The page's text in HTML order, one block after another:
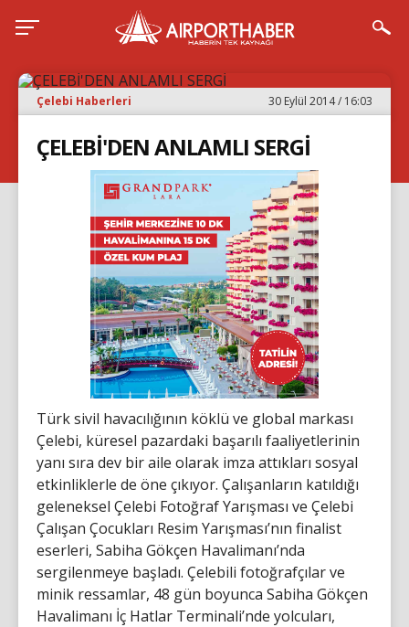
Çelebi Haberleri 30 Eylül 2014 / 16:03
ÇELEBİ'DEN ANLAMLI SERGİ
Türk sivil havacılığının köklü ve global markası
Çelebi, küresel pazardaki başarılı faaliyetlerinin
yanı sıra dev bir aile olarak imza attıkları sosyal
etkinliklerle de öne çıkıyor. Çalışanların katıldığı
geleneksel Çelebi Fotoğraf Yarışması ve Çelebi
Çalışan Çocukları Resim Yarışması’nın finalist
eserleri, Sabiha Gökçen Havalimanı’nda
sergilenmeye başladı. Çelebili fotoğrafçılar ve
minik ressamlar, 48 gün boyunca Sabiha Gökçen
Havalimanı İç Hatlar Terminali’nde yolcuları,